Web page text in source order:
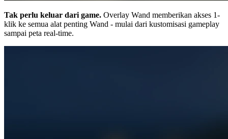
Tak perlu keluar dari game. Overlay Wand memberikan akses 1-
klik ke semua alat penting Wand - mulai dari kustomisasi gameplay
sampai peta real-time.